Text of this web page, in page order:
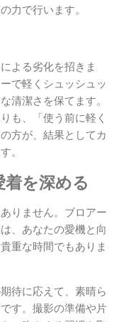
力で行います。
よる劣化を招きま
で軽くシュッシュッ
清潔さを保てます。
も、「使う前に軽く
方が、結果としてカ
。
を深める
りません。ブロアー
、あなたの愛機と向
重な時間でもありま
待に応えて、素晴ら
す。撮影の準備や片